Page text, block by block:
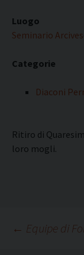
Luogo
Seminario
Categorie
Diaconi
Ritiro di
loro mogli.
← Equipe di